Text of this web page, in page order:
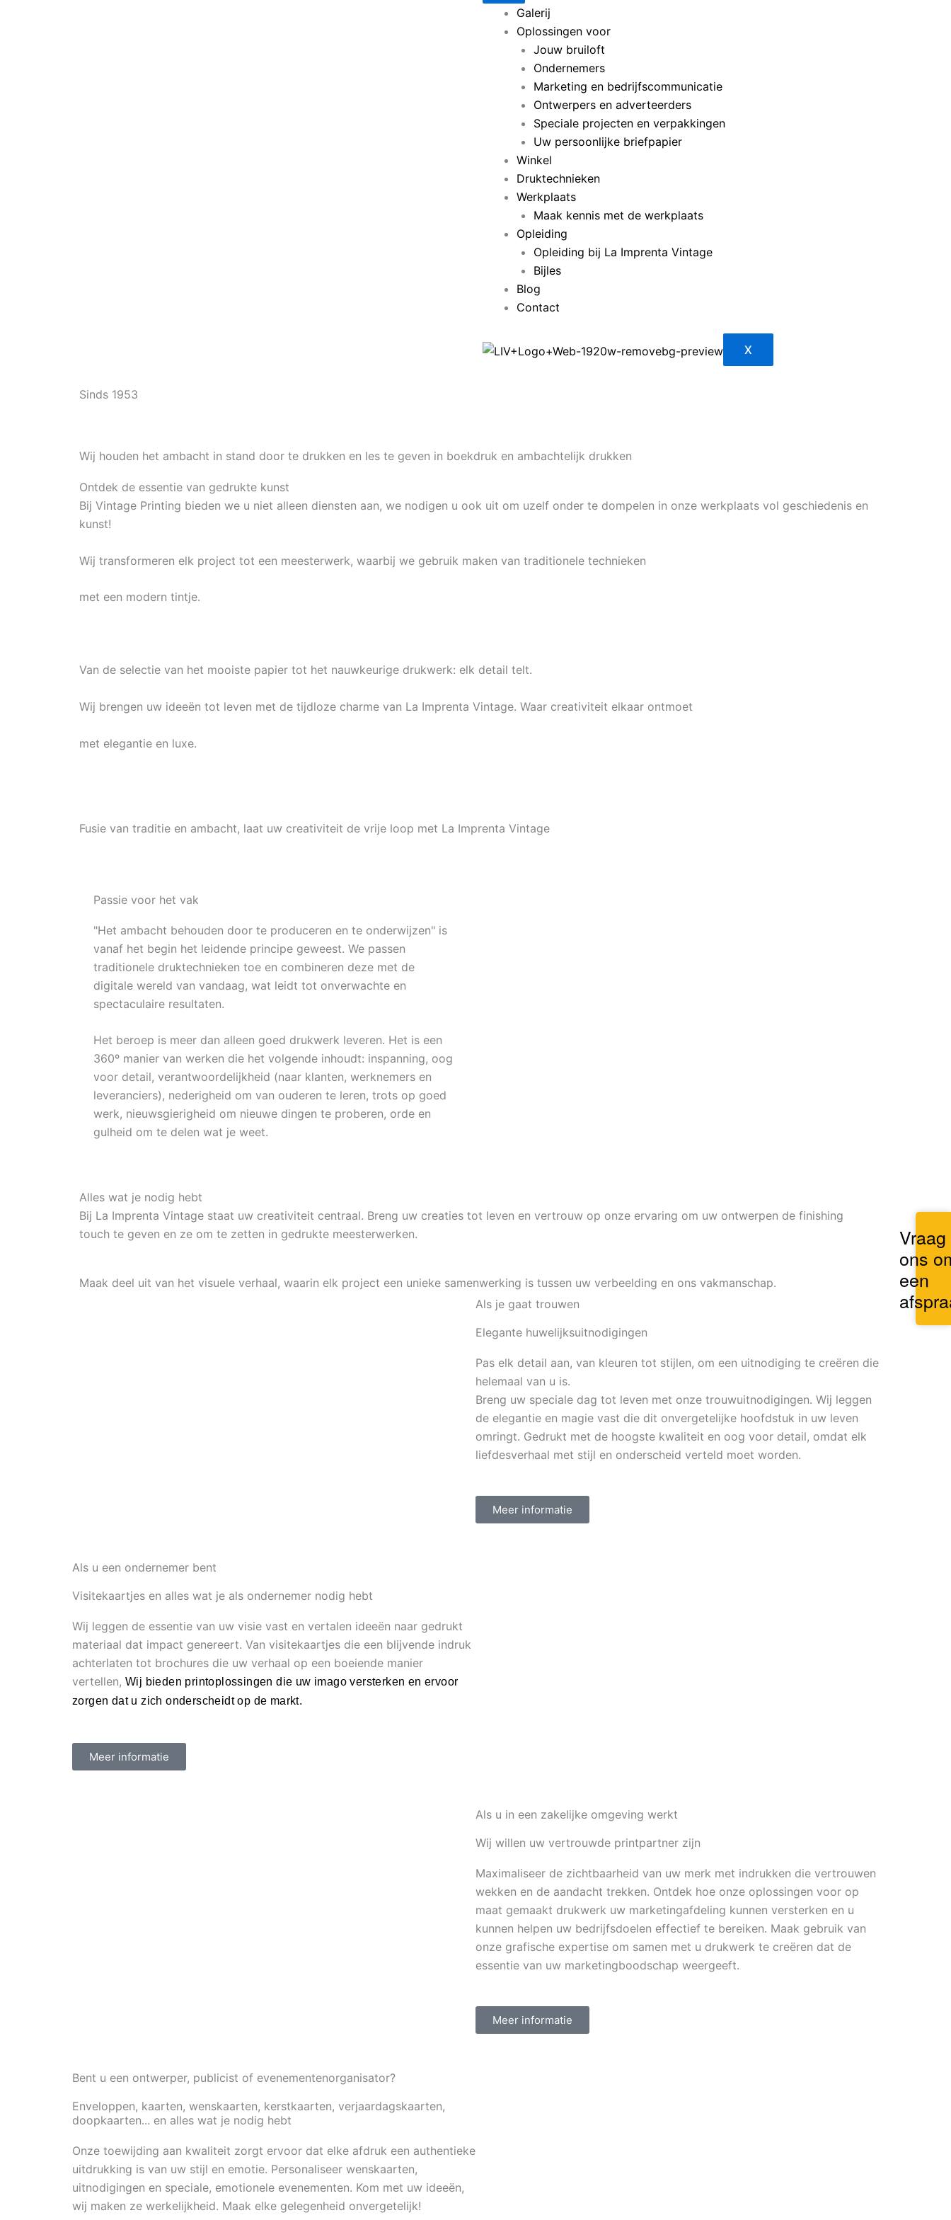
Galerij
Oplossingen voor
Jouw bruiloft
Ondernemers
Marketing en bedrijfscommunicatie
Ontwerpers en adverteerders
Speciale projecten en verpakkingen
Uw persoonlijke briefpapier
Winkel
Druktechnieken
Werkplaats
Maak kennis met de werkplaats
Opleiding
Opleiding bij La Imprenta Vintage
Bijles
Blog
Contact
X
Sinds 1953
Wij houden het ambacht in stand door te drukken en les te geven in boekdruk en ambachtelijk drukken
Ontdek de essentie van gedrukte kunst
Bij Vintage Printing bieden we u niet alleen diensten aan, we nodigen u ook uit om uzelf onder te dompelen in onze werkplaats vol geschiedenis en
kunst!
Wij transformeren elk project tot een meesterwerk, waarbij we gebruik maken van traditionele technieken
met een modern tintje.
Van de selectie van het mooiste papier tot het nauwkeurige drukwerk: elk detail telt.
Wij brengen uw ideeën tot leven met de tijdloze charme van La Imprenta Vintage. Waar creativiteit elkaar ontmoet
met elegantie en luxe.
Fusie van traditie en ambacht, laat uw creativiteit de vrije loop met La Imprenta Vintage
Passie voor het vak
"Het ambacht behouden door te produceren en te onderwijzen" is
vanaf het begin het leidende principe geweest. We passen
traditionele druktechnieken toe en combineren deze met de
digitale wereld van vandaag, wat leidt tot onverwachte en
spectaculaire resultaten.
Het beroep is meer dan alleen goed drukwerk leveren. Het is een
360º manier van werken die het volgende inhoudt: inspanning, oog
voor detail, verantwoordelijkheid (naar klanten, werknemers en
leveranciers), nederigheid om van ouderen te leren, trots op goed
werk, nieuwsgierigheid om nieuwe dingen te proberen, orde en
gulheid om te delen wat je weet.
Alles wat je nodig hebt
Bij La Imprenta Vintage staat uw creativiteit centraal. Breng uw creaties tot leven en vertrouw op onze ervaring om uw ontwerpen de finishing
touch te geven en ze om te zetten in gedrukte meesterwerken.
Maak deel uit van het visuele verhaal, waarin elk project een unieke samenwerking is tussen uw verbeelding en ons vakmanschap.
Als je gaat trouwen
Elegante huwelijksuitnodigingen
Pas elk detail aan, van kleuren tot stijlen, om een uitnodiging te creëren die
helemaal van u is.
Breng uw speciale dag tot leven met onze trouwuitnodigingen. Wij leggen
de elegantie en magie vast die dit onvergetelijke hoofdstuk in uw leven
omringt. Gedrukt met de hoogste kwaliteit en oog voor detail, omdat elk
liefdesverhaal met stijl en onderscheid verteld moet worden.
Meer informatie
Als u een ondernemer bent
Visitekaartjes en alles wat je als ondernemer nodig hebt
Wij leggen de essentie van uw visie vast en vertalen ideeën naar gedrukt
materiaal dat impact genereert. Van visitekaartjes die een blijvende indruk
achterlaten tot brochures die uw verhaal op een boeiende manier
vertellen, Wij bieden printoplossingen die uw imago versterken en ervoor
zorgen dat u zich onderscheidt op de markt.
Meer informatie
Als u in een zakelijke omgeving werkt
Wij willen uw vertrouwde printpartner zijn
Maximaliseer de zichtbaarheid van uw merk met indrukken die vertrouwen
wekken en de aandacht trekken. Ontdek hoe onze oplossingen voor op
maat gemaakt drukwerk uw marketingafdeling kunnen versterken en u
kunnen helpen uw bedrijfsdoelen effectief te bereiken. Maak gebruik van
onze grafische expertise om samen met u drukwerk te creëren dat de
essentie van uw marketingboodschap weergeeft.
Meer informatie
Bent u een ontwerper, publicist of evenementenorganisator?
Enveloppen, kaarten, wenskaarten, kerstkaarten, verjaardagskaarten,
doopkaarten... en alles wat je nodig hebt
Onze toewijding aan kwaliteit zorgt ervoor dat elke afdruk een authentieke
uitdrukking is van uw stijl en emotie. Personaliseer wenskaarten,
uitnodigingen en speciale, emotionele evenementen. Kom met uw ideeën,
wij maken ze werkelijkheid. Maak elke gelegenheid onvergetelijk!
Vraag
ons
een